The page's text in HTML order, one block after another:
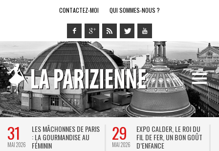
CONTACTEZ-MOI QUI SOMMES-NOUS ?
28
MAI 2026
LE RING DE KATHARSY, UN
SPECTACLE EN FORME DE
JEU VIDÉO !
14
MAI 2026
BREL ET LA DANSE AU
THÉÂTRE DE LA VILLE : DE
KEERSMAEKER SUBLIME